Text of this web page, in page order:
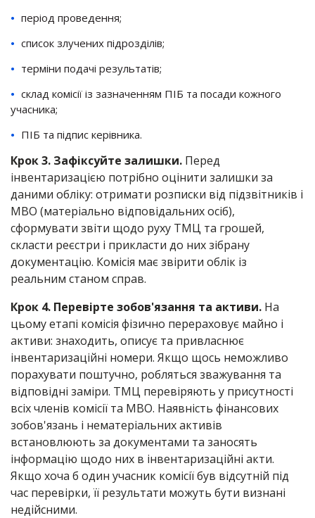
період проведення;
список злучених підрозділів;
терміни подачі результатів;
склад комісії із зазначенням ПІБ та посади кожного
учасника;
ПІБ та підпис керівника.
Крок 3. Зафіксуйте залишки. Перед
інвентаризацією потрібно оцінити залишки за
даними обліку: отримати розписки від підзвітників і
МВО (матеріально відповідальних осіб),
сформувати звіти щодо руху ТМЦ та грошей,
скласти реєстри і прикласти до них зібрану
документацію. Комісія має звірити облік із
реальним станом справ.
Крок 4. Перевірте зобов'язання та активи. На
цьому етапі комісія фізично перераховує майно і
активи: знаходить, описує та привласнює
інвентаризаційні номери. Якщо щось неможливо
порахувати поштучно, робляться зважування та
відповідні заміри. ТМЦ перевіряють у присутності
всіх членів комісії та МВО. Наявність фінансових
зобов'язань і нематеріальних активів
встановлюють за документами та заносять
інформацію щодо них в інвентаризаційні акти.
Якщо хоча б один учасник комісії був відсутній під
час перевірки, її результати можуть бути визнані
недійсними.